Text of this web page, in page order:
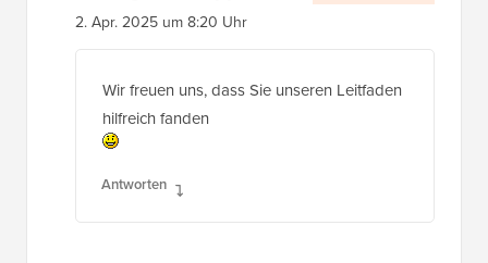
WPBeginner-Support
2. Apr. 2025 um 8:20 Uhr
Wir freuen uns, dass Sie unseren Leitfaden
hilfreich fanden